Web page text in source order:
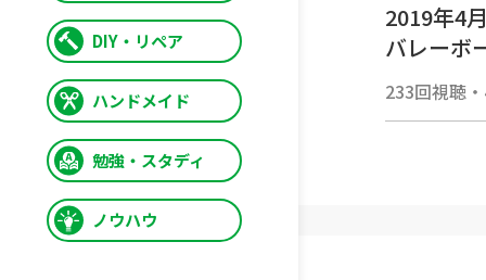
DIY・リペア
ハンドメイド
勉強・スタディ
ノウハウ
2019年4
バレーボ
私たちの
嬉しいで
233回視聴 ・